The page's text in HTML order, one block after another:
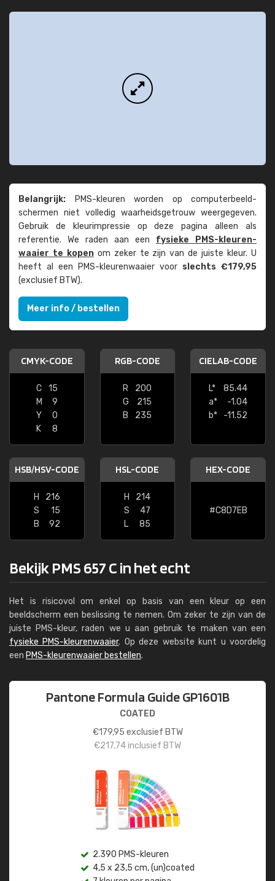
Belangrijk: PMS-kleuren worden op computer­beeld­
schermen niet volledig waarheids­­getrouw weer­gegeven.
Gebruik de kleur­impressie op deze pagina alleen als
referentie. We raden aan een fysieke PMS-kleuren­
waaier te kopenom zeker te zijn van de juiste kleur. U
heeft al een PMS-kleuren­waaier voor slechts €179,95
(exclusief BTW).
Meer info / bestellen
CMYK-CODE
C
15
M
9
Y
0
K
8
RGB-CODE
R
200
G
215
B
235
CIELAB-CODE
L*
85.44
a*
-1.04
b*
-11.52
HSB/HSV-CODE
H
216
S
15
B
92
HSL-CODE
H
214
S
47
L
85
HEX-CODE
#C8D7EB
Bekijk PMS 657 C in het echt
Het is risicovol om enkel op basis van een kleur op een
beeldscherm een beslissing te nemen. Om zeker te zijn van de
juiste PMS-kleur, raden we u aan gebruik te maken van een
fysieke PMS-kleurenwaaier. Op deze website kunt u voordelig
een PMS-kleurenwaaier bestellen.
Pantone Formula Guide GP1601B
COATED
€179,95 exclusief BTW
€217,74inclusief BTW
2.390 PMS-kleuren
4,5 x 23,5 cm, (un)coated